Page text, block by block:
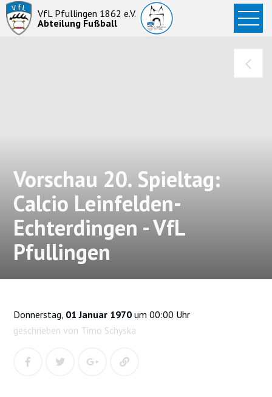
VfL Pfullingen 1862 e.V.
Abteilung Fußball
Startseite
News
Vorschau 20. Spieltag:
Calcio Leinfelden-
Echterdingen - VfL
Pfullingen
Donnerstag, 01 Januar 1970 um 00:00 Uhr
geschrieben von Timo Schyska